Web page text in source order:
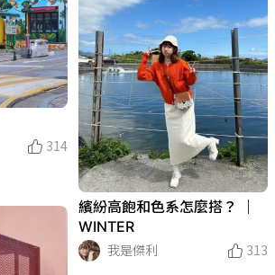
314
繽紛高飽和色系怎麼搭？ ｜
WINTER
我是傑利
313